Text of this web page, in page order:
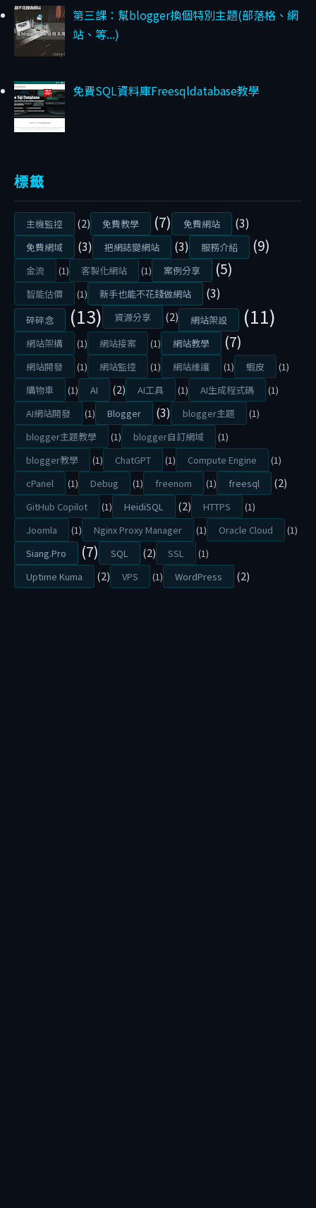
0
2
6
你
真
的
W
o
r
d
P
r
e
s
s
架
站
嗎
？
網
站
開
發
前
必
須
知
第三課：幫blogger換個特別主題(部落格、網
站、等...)
免費SQL資料庫Freesqldatabase教學
標籤
主機監控 (2) 免費教學 (7) 免費網站 (3)
免費網域 (3) 把網誌變網站 (3) 服務介紹 (9)
金流 (1) 客製化網站 (1) 案例分享 (5)
智能估價 (1) 新手也能不花錢做網站 (3)
碎碎念 (13) 資源分享 (2) 網站架設 (11)
網站架構 (1) 網站接案 (1) 網站教學 (7)
網站開發 (1) 網站監控 (1) 網站維護 (1) 蝦皮
(1)
購物車
(1) AI (2) AI工具 (1) AI生成程式碼
(1)
AI網站開發
(1) Blogger (3) blogger主題
(1)
blogger主題教學
(1) blogger自訂網域
(1)
blogger教學
(1) ChatGPT (1) Compute Engine
(1)
cPanel
(1) Debug (1) freenom (1) freesql (2)
GitHub Copilot (1) HeidiSQL (2) HTTPS
(1)
Joomla
(1) Nginx Proxy Manager (1) Oracle Cloud
(1)
Siang.Pro
(7) SQL (2) SSL
(1)
Uptime Kuma
(2) VPS (1) WordPress (2)